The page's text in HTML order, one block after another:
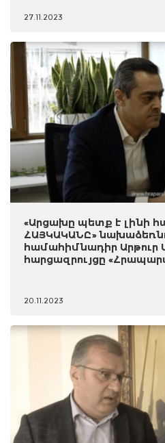
27.11.2023
«Արցախը պետք է լինի
ՀԱՅԿԱԿԱՆԸ»
համահիմնադիր Արթուր
հարցազրույցը
20.11.2023